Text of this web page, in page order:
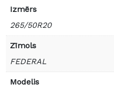
Izmērs
265/50R20
Zīmols
FEDERAL
Modelis